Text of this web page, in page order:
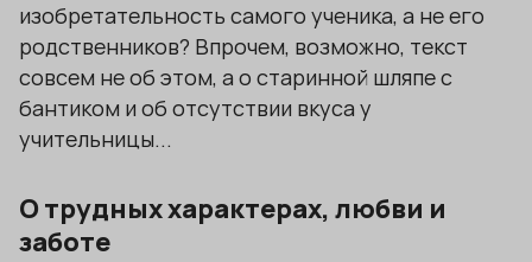
изобретательность самого ученика, а не его
родственников? Впрочем, возможно, текст
совсем не об этом, а о старинной шляпе с
бантиком и об отсутствии вкуса у
учительницы...
О трудных характерах, любви и
заботе